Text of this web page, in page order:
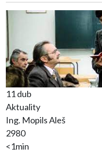
11 dub
Aktuality
Ing. Mopils Aleš
2980
<1min